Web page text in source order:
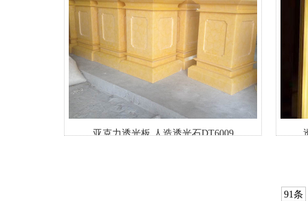
亚克力透光板 人造透光石DT6009
91条